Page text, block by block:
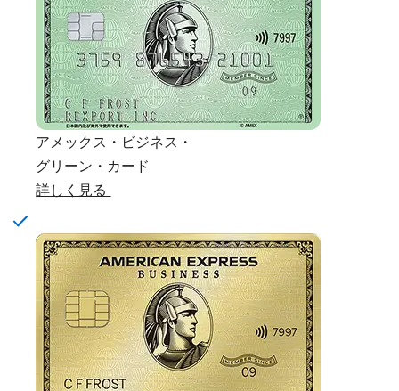
アメックス・ビジネス・
グリーン・カード
詳しく見る